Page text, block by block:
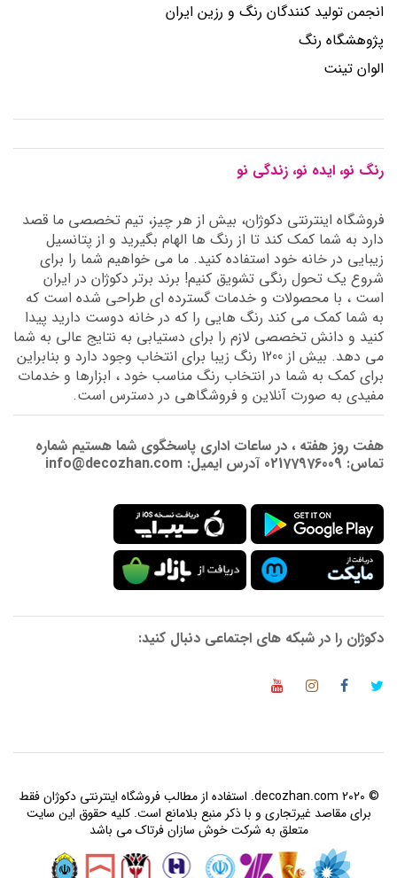
انجمن توليد كنندگان رنگ و رزين ايران
پژوهشگاه رنگ
الوان تینت
رنگ نو، ایده نو، زندگی نو
فروشگاه اینترنتی دکوژان، بیش از هر چیز، تیم تخصصی ما قصد
دارد به شما کمک کند تا از رنگ ها الهام بگیرید و از پتانسیل
زیبایی در خانه خود استفاده کنید. ما می خواهیم شما را برای
شروع یک تحول رنگی تشویق کنیم! برند برتر دکوژان در ایران
است ، با محصولات و خدمات گسترده ای طراحی شده است که
به شما کمک می کند رنگ هایی را که در خانه دوست دارید پیدا
کنید و دانش تخصصی لازم را برای دستیابی به نتایج عالی به شما
می دهد. بیش از 1200 رنگ زیبا برای انتخاب وجود دارد و بنابراین
برای کمک به شما در انتخاب رنگ مناسب خود ، ابزارها و خدمات
مفیدی به صورت آنلاین و فروشگاهی در دسترس است.
هفت روز هفته ، در ساعات اداری پاسخگوی شما هستیم شماره
تماس: 02177976009 آدرس ایمیل: info@decozhan.com
دکوژان را در شبکه های اجتماعی دنبال کنید:
© 2020 decozhan.com. استفاده از مطالب فروشگاه اینترنتی دکوژان فقط
برای مقاصد غیرتجاری و با ذکر منبع بلامانع است. کلیه حقوق این سایت
متعلق به شرکت خوش سازان فرتاک می باشد